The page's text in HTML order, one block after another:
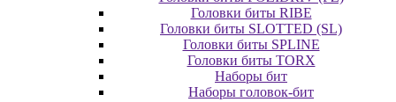
Головки биты RIBE
Головки биты SLOTTED (SL)
Головки биты SPLINE
Головки биты TORX
Наборы бит
Наборы головок-бит